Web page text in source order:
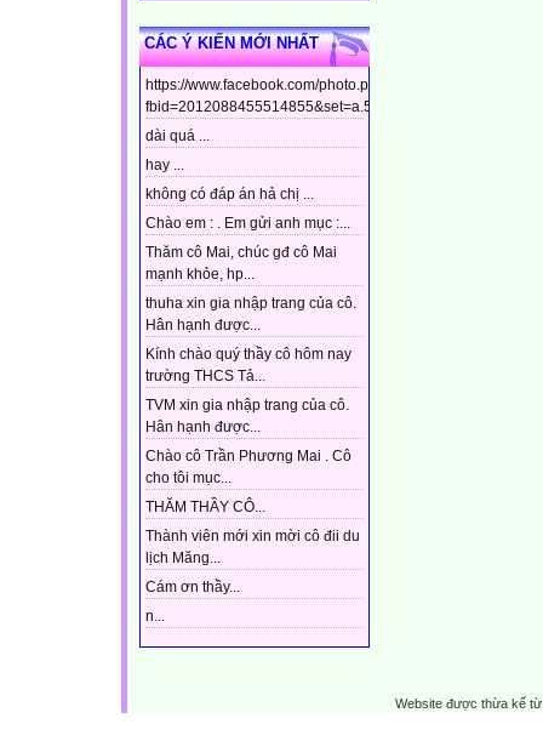
CÁC Ý KIẾN MỚI NHẤT
https://www.facebook.com/photo.php?
dài quá ...
hay ...
không có đáp án hả chị ...
Chào em : . Em gửi anh mục :...
Thăm cô Mai, chúc gđ cô Mai
mạnh khỏe, hp...
thuha xin gia nhập trang của cô.
Hân hạnh được...
Kính chào quý thầy cô hôm nay
trường THCS Tả...
TVM xin gia nhập trang của cô.
Hân hạnh được...
Chào cô Trần Phương Mai . Cô
cho tôi mục...
THĂM THẦY CÔ...
Thành viên mới xin mời cô đii du
lịch Măng...
Cám ơn thầy...
n...
Website được thừa kế